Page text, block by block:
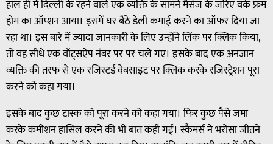
हाल ही में दिल्ली के रहने वाले एक व्यक्ति के सामने मैसेज के जरिए वर्क फ्रम
होम का ऑप्शन आया। इसमें घर बैठे डेली कमाई करने का ऑफर दिया जा
रहा था। इस बारे में ज्यादा जानकारी के लिए उन्होंने लिंक पर क्लिक किया,
तो वह सीधे एक वॉट्सऐप नंबर पर पर चले गए। इसके बाद एक अनजान
व्यक्ति की तरफ से एक रजिस्टर्ड वेबसाइट पर क्लिक करके रजिस्ट्रेशन पूरा
करने को कहा गया।
इसके बाद कुछ टास्क को पूरा करने को कहा गया। फिर कुछ पैसे जमा
करके कमीशन हासिल करने की भी बात कही गई। स्कैमर्स ने भरोसा जीतने